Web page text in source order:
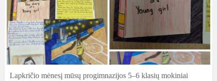
Lapkričio mėnesį mūsų progimnazijos 5–6 klasių mokiniai